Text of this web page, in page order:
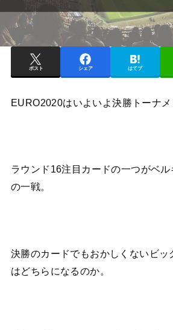
ポスト シェア はてブ
EURO2020はいよいよ決勝トーナメ
ラウンド16注目カードの一つがベ
の一戦。
決勝のカードでもおかしくないビッ
はどちらになるのか。